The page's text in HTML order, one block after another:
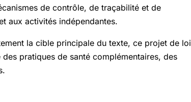
de contrôle, de traçabilité et de
aux activités indépendantes.
la cible principale du texte, ce projet de loi
pratiques de santé complémentaires, des